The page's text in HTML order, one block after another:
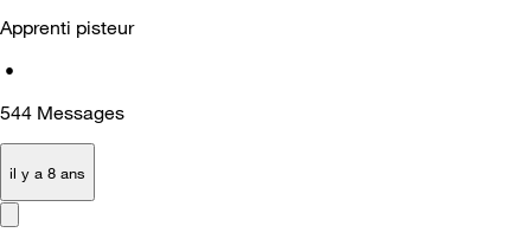
Apprenti pisteur
•
544 Messages
il y a 8 ans